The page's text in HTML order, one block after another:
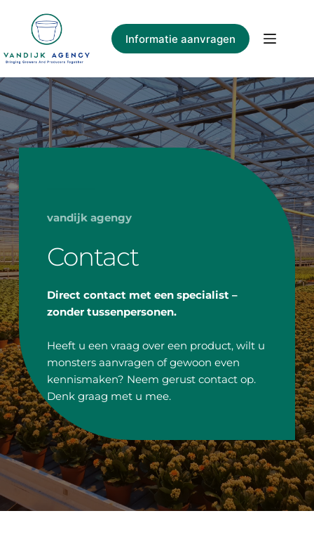
Informatie aanvragen
vandijk agengy
Contact
Direct contact met een specialist –
zonder tussenpersonen.
Heeft u een vraag over een product, wilt u
monsters aanvragen of gewoon even
kennismaken? Neem gerust contact op.
Denk graag met u mee.